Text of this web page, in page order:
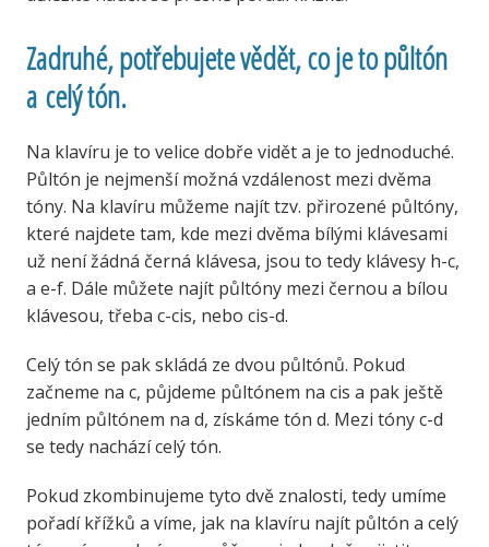
Zadruhé, potřebujete vědět, co je to půltón
a celý tón.
Na klavíru je to velice dobře vidět a je to jednoduché.
Půltón je nejmenší možná vzdálenost mezi dvěma
tóny. Na klavíru můžeme najít tzv. přirozené půltóny,
které najdete tam, kde mezi dvěma bílými klávesami
už není žádná černá klávesa, jsou to tedy klávesy h-c,
a e-f. Dále můžete najít půltóny mezi černou a bílou
klávesou, třeba c-cis, nebo cis-d.
Celý tón se pak skládá ze dvou půltónů. Pokud
začneme na c, půjdeme půltónem na cis a pak ještě
jedním půltónem na d, získáme tón d. Mezi tóny c-d
se tedy nachází celý tón.
Pokud zkombinujeme tyto dvě znalosti, tedy umíme
pořadí křížků a víme, jak na klavíru najít půltón a celý